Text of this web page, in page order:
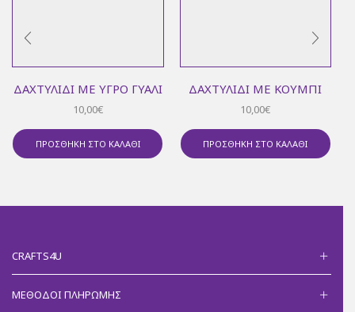
ΔΑΧΤΥΛΊΔΙ ΜΕ ΥΓΡΌ ΓΥΑΛΊ
10,00€
ΠΡΟΣΘΉΚΗ ΣΤΟ ΚΑΛΆΘΙ
ΔΑΧΤΥΛΊΔΙ ΜΕ ΚΟΥΜΠΊ
10,00€
ΠΡΟΣΘΉΚΗ ΣΤΟ ΚΑΛΆΘΙ
CRAFTS4U
ΜΈΘΟΔΟΙ ΠΛΗΡΩΜΉΣ